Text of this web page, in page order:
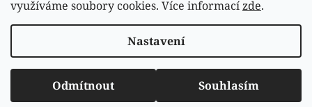
využíváme soubory cookies. Více informacízde.
Nastavení
Odmítnout Souhlasím
Moje objednávka
Vytvořil Shoptet
Copyright 2026Hejrup
. Všechna práva vyhrazena.
Upravit nastavení cookies